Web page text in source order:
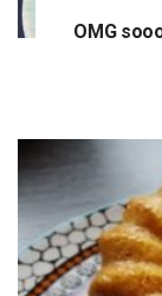
OMG